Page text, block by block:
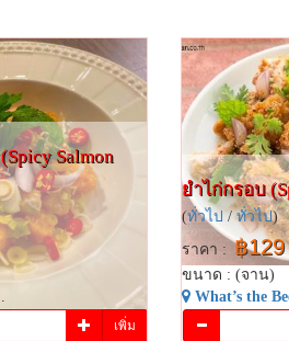
Salmon
เพิ่ม
ยำไก่กรอบ
(ทั่วไป/ทั่วไป)
ราคา : ฿129
ขนาด : (จาน)
What’s the